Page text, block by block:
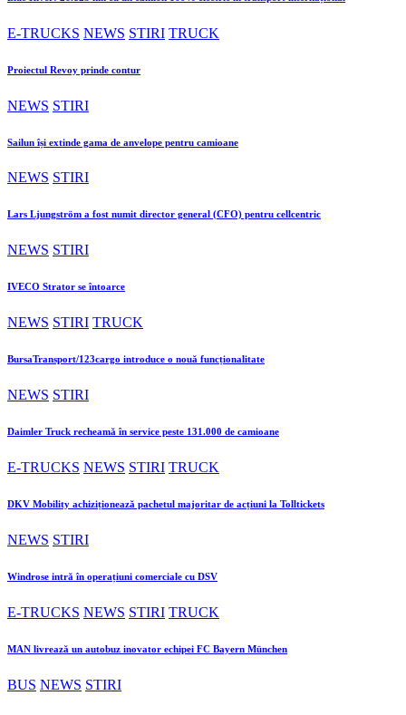
E-TRUCKS NEWS STIRI TRUCK
Proiectul Revoy prinde contur
NEWS STIRI
Sailun își extinde gama de anvelope pentru camioane
NEWS STIRI
Lars Ljungström a fost numit director general (CFO) pentru cellcentric
NEWS STIRI
IVECO Strator se întoarce
NEWS STIRI TRUCK
BursaTransport/123cargo introduce o nouă funcționalitate
NEWS STIRI
Daimler Truck recheamă în service peste 131.000 de camioane
E-TRUCKS NEWS STIRI TRUCK
DKV Mobility achiziționează pachetul majoritar de acțiuni la Tolltickets
NEWS STIRI
Windrose intră în operațiuni comerciale cu DSV
E-TRUCKS NEWS STIRI TRUCK
MAN livrează un autobuz inovator echipei FC Bayern München
BUS NEWS STIRI